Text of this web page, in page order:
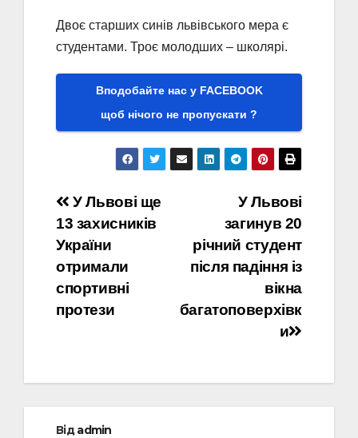
Двоє старших синів львівського мера є
студентами. Троє молодших – школярі.
Вподобайте нас у FACEBOOK
щоб нічого не пропускати ?
Навігація
записів
У Львові
загинув 20
річний студент
після падіння із
вікна
багатоповерхівк
и
У Львові ще
13 захисників
України
отримали
спортивні
протези
Відadmin